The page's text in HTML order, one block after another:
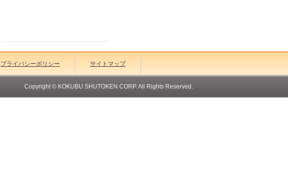
プライバシーポリシー サイトマップ
Copyright © KOKUBU SHUTOKEN CORP. All Rights Reserved.